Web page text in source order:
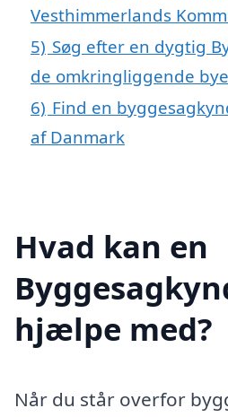
Vesthimmerlands
5) Søg efter en dygtig
de omkringliggende
6) Find en
af Danmark
Hvad kan en
hjælpe med?
Når du står overfor